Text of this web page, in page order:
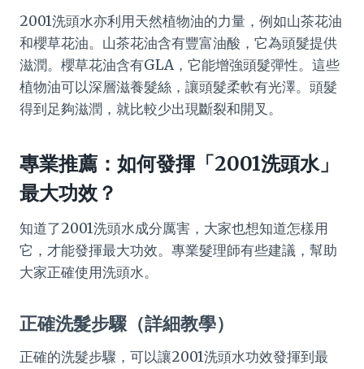
2001洗頭水亦利用天然植物油的力量，例如山茶花油
和櫻草花油。山茶花油含有豐富油酸，它為頭髮提供
滋潤。櫻草花油含有GLA，它能增強頭髮彈性。這些
植物油可以深層滋養髮絲，讓頭髮柔軟有光澤。頭髮
得到足夠滋潤，就比較少出現斷裂和開叉。
專業推薦：如何發揮「2001洗頭水」
最大功效？
知道了2001洗頭水成分厲害，大家也想知道怎樣用
它，才能發揮最大功效。專業髮理師有些建議，幫助
大家正確使用洗頭水。
正確洗髮步驟（詳細教學）
正確的洗髮步驟，可以讓2001洗頭水功效發揮到最